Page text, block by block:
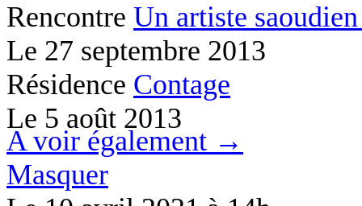
Rencontre Un artiste
Le 27 septembre 2013
Résidence Contage
Le 5 août 2013
A voir également →
Masquer